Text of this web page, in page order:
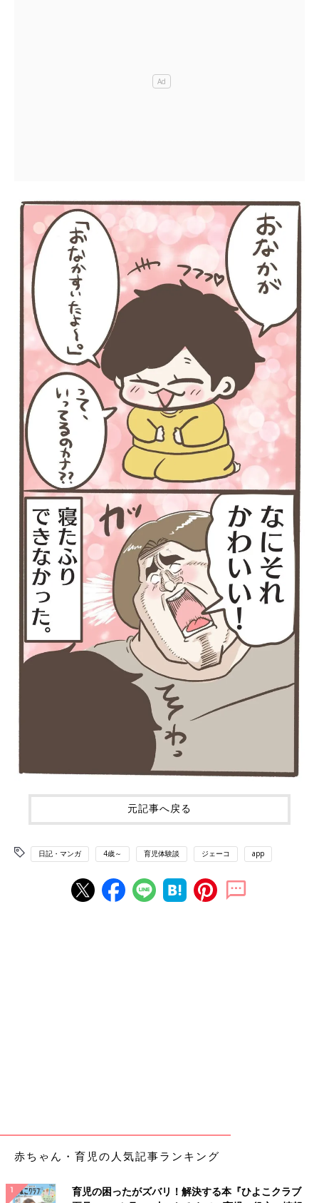
元記事へ戻る
日記・マンガ 4歳～ 育児体験談 ジェーコ app
赤ちゃん・育児の人気記事ランキング
育児の困ったがズバリ！解決する本『ひよこクラブ